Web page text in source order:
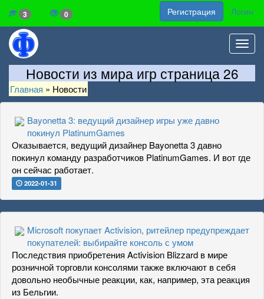
3 0 Регистрация Логин
Новости из мира игр страница 26
Главная » Новости
Bayonetta 3: ведущий дизайнер игры уже давно
покинул PlatinumGames
Оказывается, ведущий дизайнер Bayonetta 3 давно
покинул команду разработчиков PlatinumGames. И вот где
он сейчас работает.
2022-01-31
Microsoft покупает Activision, ритейлер предупреждает
покупателей: выбирайте консоль с умом
Последствия приобретения Activision Blizzard в мире
розничной торговли консолями также включают в себя
довольно необычные реакции, как, например, эта реакция
из Бельгии.